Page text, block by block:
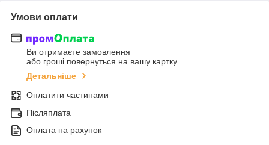
Умови оплати
Ви отримаєте замовлення
або гроші повернуться на вашу картку
Детальніше
Оплатити частинами
Післяплата
Оплата на рахунок